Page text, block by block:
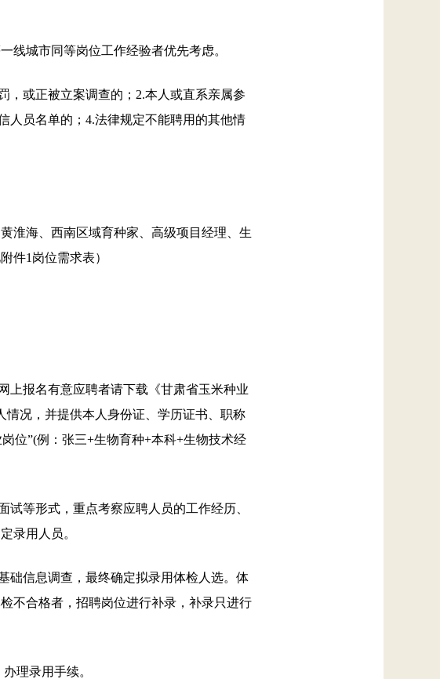
线城市同等岗位工作经验者优先考虑。
或正被立案调查的；2.本人或直系亲属参
人员名单的；4.法律规定不能聘用的其他情
海、西南区域育种家、高级项目经理、生
件1岗位需求表）
上报名有意应聘者请下载《甘肃省玉米种业
况，并提供本人身份证、学历证书、职称
位”(例：张三+生物育种+本科+生物技术经
等形式，重点考察应聘人员的工作经历、
录用人员。
础信息调查，最终确定拟录用体检人选。体
不合格者，招聘岗位进行补录，补录只进行
理录用手续。